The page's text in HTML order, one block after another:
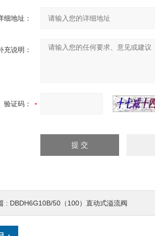
细地址：
充说明：
验证码：
: DBDH6G10B/50（100）直动式溢流阀